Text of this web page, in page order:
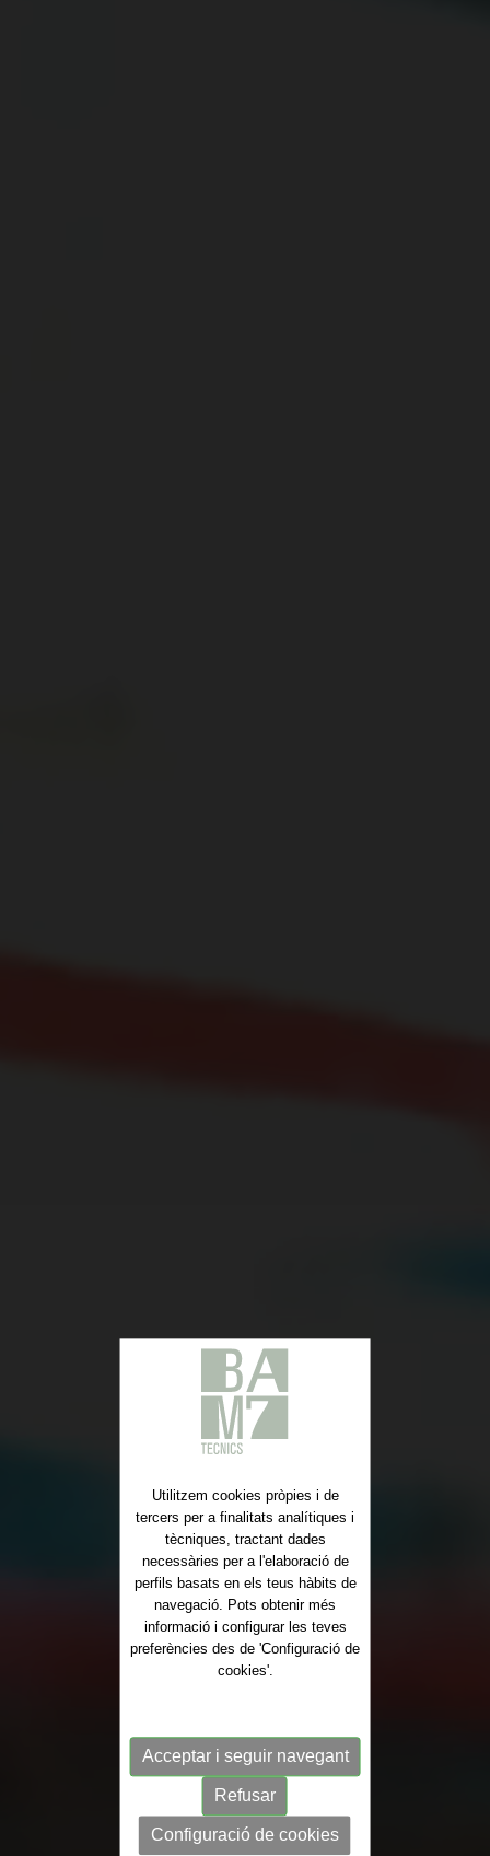
Utilitzem cookies pròpies i de
tercers per a finalitats analítiques i
tècniques, tractant dades
necessàries per a l'elaboració de
perfils basats en els teus hàbits de
navegació. Pots obtenir més
informació i configurar les teves
preferències des de 'Configuració de
cookies'.
Acceptar i seguir navegant
Refusar
Configuració de cookies